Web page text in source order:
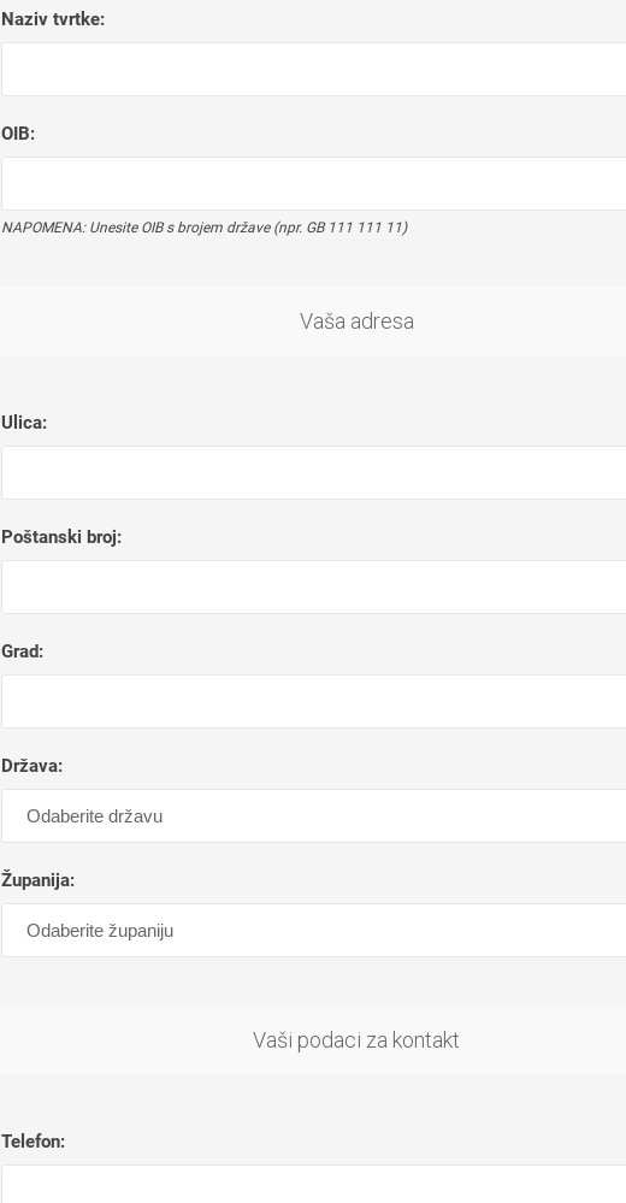
Naziv tvrtke:
OIB:
NAPOMENA: Unesite OIB s brojem države (npr. GB 111 111 11)
Vaša adresa
Ulica:
Poštanski broj:
Grad:
Država:
Županija:
Vaši podaci za kontakt
Telefon: